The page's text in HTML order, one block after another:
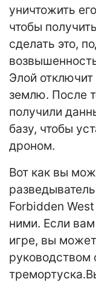
уничтожить
чтобы
сделать это,
Элой отключит
землю. После
получили
базу, чтобы
дроном.
Вот как вы
Forbidden
ними. Если
игре, вы
руководством